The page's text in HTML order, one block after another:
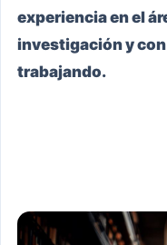
experiencia en el
investigación y
trabajando.